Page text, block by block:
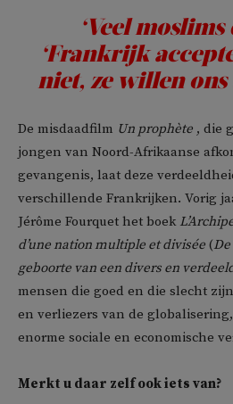
‘Veel
‘Frankrijk
niet, ze willen ons
De misdaadfilm Un prophète , die
jongen van Noord-Afrikaanse
gevangenis, laat deze
verschillende Frankrijken. Vorig
Jérôme Fourquet het boek
d’une nation multiple et divisée (
geboorte van een divers en
mensen die goed en die slecht
en verliezers van de
enorme sociale en economische
Merkt u daar zelf ook iets van?